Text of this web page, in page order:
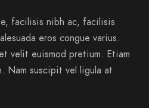
facilisis nibh ac, facilisis
eros congue varius.
velit euismod pretium. Etiam
suscipit vel ligula at